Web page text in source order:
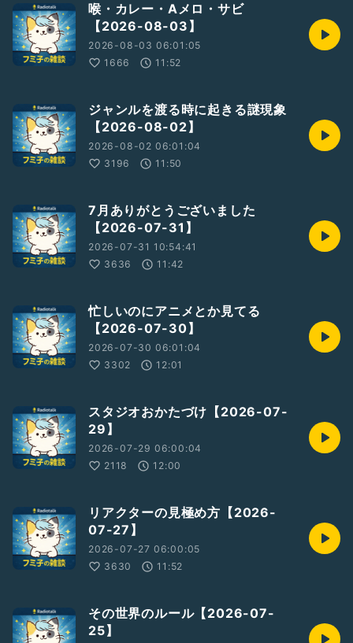
喉・カレー・Aメロ・サビ
【2026-08-03】
2026-08-03 06:01:05
1666
11:52
ジャンルを渡る時に起きる謎現象
【2026-08-02】
2026-08-02 06:01:04
3196
11:50
7月ありがとうございました
【2026-07-31】
2026-07-31 10:54:41
3636
11:42
忙しいのにアニメとか見てる
【2026-07-30】
2026-07-30 06:01:04
3302
12:01
スタジオおかたづけ【2026-07-
29】
2026-07-29 06:00:04
2118
12:00
リアクターの見極め方【2026-
07-27】
2026-07-27 06:00:05
3630
11:52
その世界のルール【2026-07-
25】